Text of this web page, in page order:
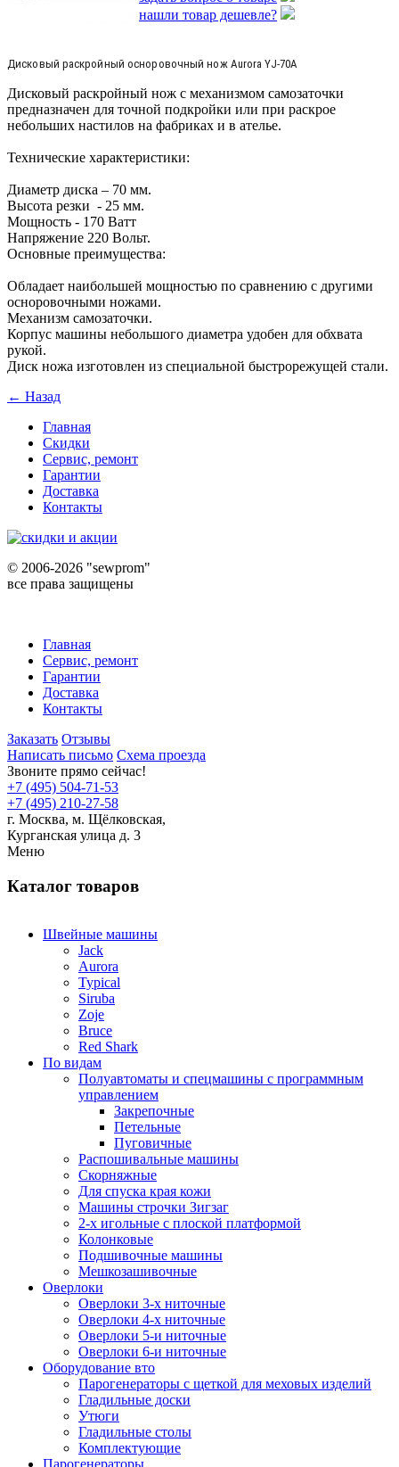
нашли товар дешевле?
Дисковый раскройный осноровочный нож Aurora YJ-70A
Дисковый раскройный нож с механизмом самозаточки
предназначен для точной подкройки или при раскрое
небольших настилов на фабриках и в ателье.
Технические характеристики:
Диаметр диска – 70 мм.
Высота резки - 25 мм.
Мощность - 170 Ватт
Напряжение 220 Вольт.
Основные преимущества:
Обладает наибольшей мощностью по сравнению с другими
осноровочными ножами.
Механизм самозаточки.
Корпус машины небольшого диаметра удобен для обхвата
рукой.
Диск ножа изготовлен из специальной быстрорежущей стали.
← Назад
Главная
Скидки
Сервис, ремонт
Гарантии
Доставка
Контакты
© 2006-2026 "sewprom"
все права защищены
Главная
Сервис, ремонт
Гарантии
Доставка
Контакты
Заказать Отзывы
Написать письмо Схема проезда
Звоните прямо сейчас!
+7 (495) 504-71-53
+7 (495) 210-27-58
г. Москва, м. Щёлковская,
Курганская улица д. 3
Меню
Каталог товаров
Швейные машины
Jack
Aurora
Typical
Siruba
Zoje
Bruce
Red Shark
По видам
Полуавтоматы и спецмашины с программным
управлением
Закрепочные
Петельные
Пуговичные
Распошивальные машины
Скорняжные
Для спуска края кожи
Машины строчки Зигзаг
2-х игольные с плоской платформой
Колонковые
Подшивочные машины
Мешкозашивочные
Оверлоки
Оверлоки 3-х ниточные
Оверлоки 4-х ниточные
Оверлоки 5-и ниточные
Оверлоки 6-и ниточные
Оборудование вто
Парогенераторы с щеткой для меховых изделий
Гладильные доски
Утюги
Гладильные столы
Комплектующие